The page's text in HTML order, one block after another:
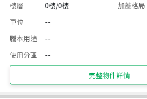
樓層
0樓/0樓 加蓋格局
車位
--
謄本用途
--
使用分區
--
完整物件詳情